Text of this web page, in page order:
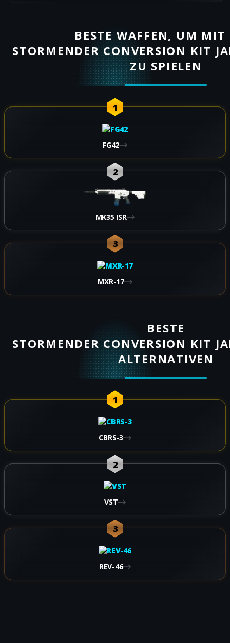
BESTE WAFFEN, UM MIT
STORMENDER CONVERSION KIT
ZU SPIELEN
1
FG42
2
MK35 ISR
3
MXR-17
BESTE
STORMENDER CONVERSION KIT
ALTERNATIVEN
1
CBRS-3
2
VST
3
REV-46